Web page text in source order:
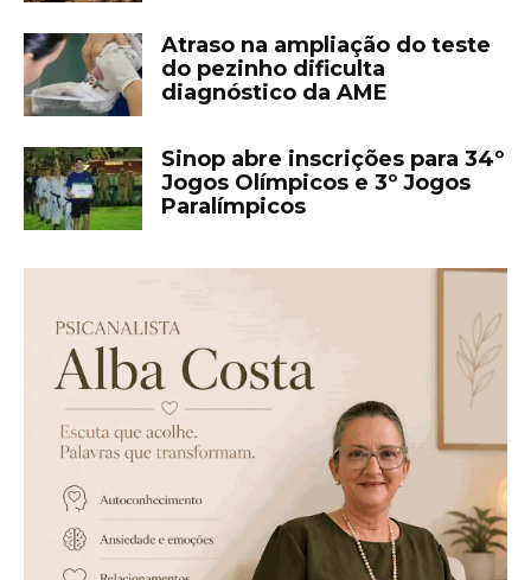
Atraso na ampliação do teste
do pezinho dificulta
diagnóstico da AME
Sinop abre inscrições para 34º
Jogos Olímpicos e 3º Jogos
Paralímpicos